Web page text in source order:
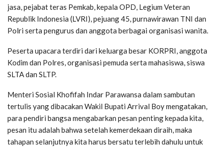
jasa, pejabat teras Pemkab, kepala OPD, Legium Veteran
Republik Indonesia (LVRI), pejuang 45, purnawirawan TNI dan
Polri serta pengurus dan anggota berbagai organisasi wanita.
Peserta upacara terdiri dari keluarga besar KORPRI, anggota
Kodim dan Polres, organisasi pemuda serta mahasiswa, siswa
SLTA dan SLTP.
Menteri Sosial Khofifah Indar Parawansa dalam sambutan
tertulis yang dibacakan Wakil Bupati Arrival Boy mengatakan,
para pendiri bangsa mengabarkan pesan penting kepada kita,
pesan itu adalah bahwa setelah kemerdekaan diraih, maka
tahapan selanjutnya kita harus bersatu terlebih dahulu untuk